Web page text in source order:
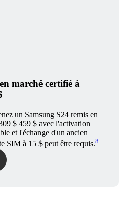
marché certifié à
un Samsung S24 remis en
$ 459 $ avec l'activation
et l'échange d'un ancien
SIM à 15 $ peut être requis.8